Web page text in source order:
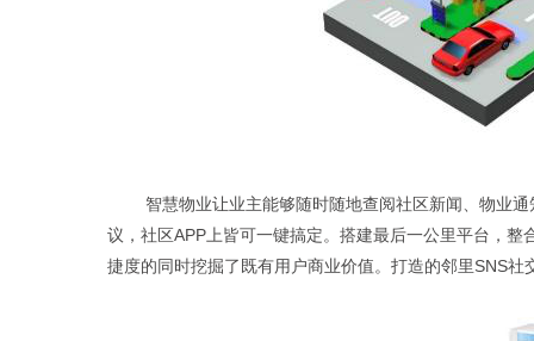
智慧物业让业主能够随时随地查阅社区新闻、物业
议，社区APP上皆可一键搞定。搭建最后一公里平台，
捷度的同时挖掘了既有用户商业价值。打造的邻里SNS